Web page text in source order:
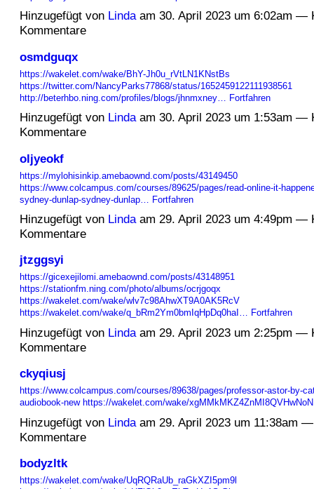
Hinzugefügt von Lindaam 30. April 2023 um 6:02am —
Kommentare
osmdguqx
https://wakelet.com/wake/BhY-Jh0u_rVtLN1KNstBs
https://twitter.com/NancyParks77868/status/1652459122111938561
http://beterhbo.ning.com/profiles/blogs/jhnmxney…
Fortfahren
Hinzugefügt von Lindaam 30. April 2023 um 1:53am —
Kommentare
oljyeokf
https://mylohisinkip.amebaownd.com/posts/43149450
https://www.colcampus.com/courses/89625/pages/read-online-it-
sydney-dunlap-sydney-dunlap…
Fortfahren
Hinzugefügt von Lindaam 29. April 2023 um 4:49pm —
Kommentare
jtzggsyi
https://gicexejilomi.amebaownd.com/posts/43148951
https://stationfm.ning.com/photo/albums/ocrjgoqx
https://wakelet.com/wake/wlv7c98AhwXT9A0AK5RcV
https://wakelet.com/wake/q_bRm2Ym0bmIqHpDq0haI… Fortfahren
Hinzugefügt von Lindaam 29. April 2023 um 2:25pm —
Kommentare
ckyqiusj
https://www.colcampus.com/courses/89638/pages/professor-astor-by-
audiobook-new https://wakelet.com/wake/
Hinzugefügt von Lindaam 29. April 2023 um 11:38am
Kommentare
bodyzltk
https://wakelet.com/wake/UqRQRaUb_raGkXZI5pm9l